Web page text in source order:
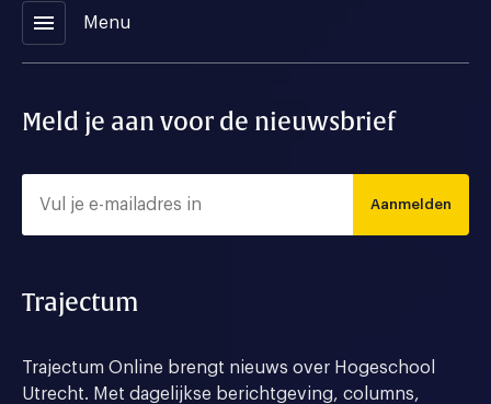
menu Menu
Meld je aan voor de nieuwsbrief
Aanmelden
Trajectum
Trajectum Online brengt nieuws over Hogeschool
Utrecht. Met dagelijkse berichtgeving, columns,